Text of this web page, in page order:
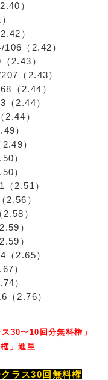
）
）
（2.42）
2.43）
（2.43）
（2.44）
2.44）
）
）
）
）
）
2.51）
）
）
）
）
2.65）
）
）
2.76）
30〜10回分無料権」
」進呈
ラス30回無料権